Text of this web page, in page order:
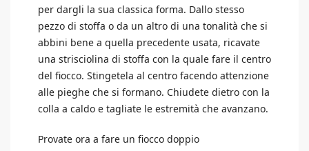
per dargli la sua classica forma. Dallo stesso
pezzo di stoffa o da un altro di una tonalità che si
abbini bene a quella precedente usata, ricavate
una strisciolina di stoffa con la quale fare il centro
del fiocco. Stingetela al centro facendo attenzione
alle pieghe che si formano. Chiudete dietro con la
colla a caldo e tagliate le estremità che avanzano.
Provate ora a fare un fiocco doppio